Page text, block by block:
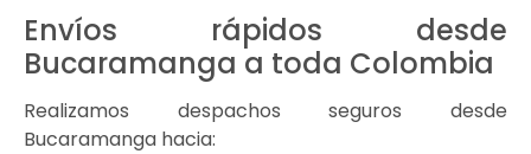
Envíos rápidos desde
Bucaramanga a toda Colombia
Realizamos despachos seguros desde
Bucaramanga hacia: